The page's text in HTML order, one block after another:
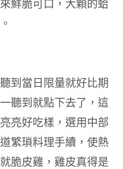
鮮脆可口，大顆的蛤
到當日限量就好比期
聽到就點下去了，這
亮好吃樣，選用中部
繁瑣料理手續，使熱
脆皮雞，雞皮真得是